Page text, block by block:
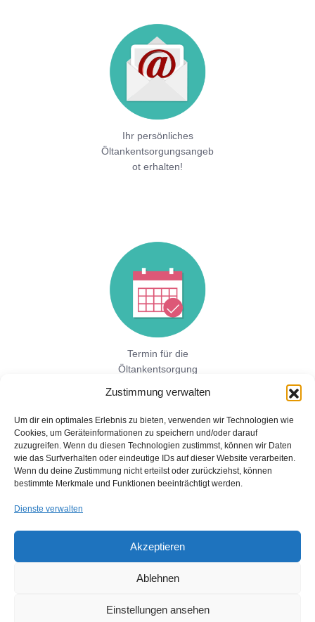
Zustimmung verwalten
Um dir ein optimales Erlebnis zu bieten, verwenden wir Technologien wie
Cookies, um Geräteinformationen zu speichern und/oder darauf
zuzugreifen. Wenn du diesen Technologien zustimmst, können wir Daten
wie das Surfverhalten oder eindeutige IDs auf dieser Website verarbeiten.
Wenn du deine Zustimmung nicht erteilst oder zurückziehst, können
bestimmte Merkmale und Funktionen beeinträchtigt werden.
Dienste verwalten
Akzeptieren
Ablehnen
Einstellungen ansehen
Ihr persönliches
Öltankentsorgungsangeb
ot erhalten!
Termin für die
Öltankentsorgung
Jetzt hier direkt ein unverbindliches
Festpreisangebot einholen!